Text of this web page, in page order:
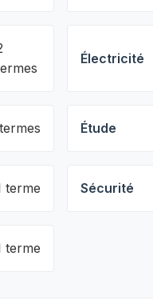
Électricité
Étude
terme Sécurité
terme